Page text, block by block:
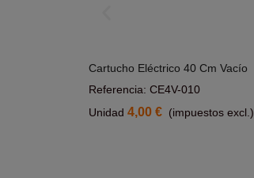
Cartucho Eléctrico 40 Cm Vacío
Referencia: CE4V-010
Unidad 4,00 € (impuestos excl.)